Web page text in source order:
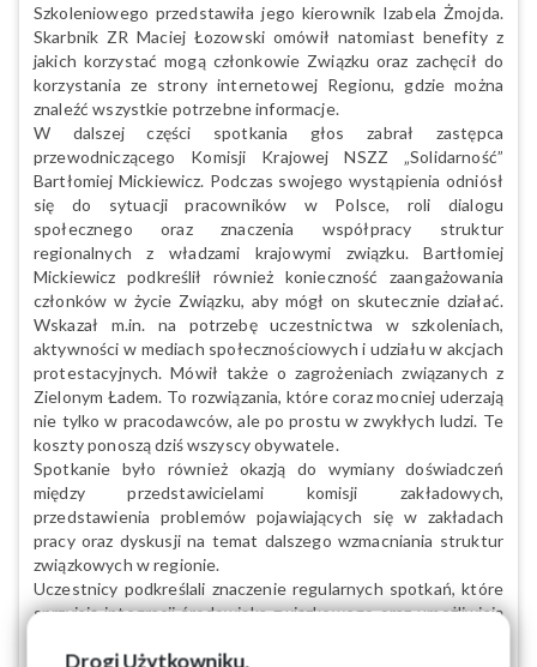
Drogi Użytkowniku,
Szkoleniowego przedstawiła jego kierownik Izabela Żmojda.
Skarbnik ZR Maciej Łozowski omówił natomiast benefity z
jakich korzystać mogą członkowie Związku oraz zachęcił do
korzystania ze strony internetowej Regionu, gdzie można
znaleźć wszystkie potrzebne informacje.
W dalszej części spotkania głos zabrał zastępca
przewodniczącego Komisji Krajowej NSZZ „Solidarność”
Bartłomiej Mickiewicz. Podczas swojego wystąpienia odniósł
się do sytuacji pracowników w Polsce, roli dialogu
społecznego oraz znaczenia współpracy struktur
regionalnych z władzami krajowymi związku. Bartłomiej
Mickiewicz podkreślił również konieczność zaangażowania
członków w życie Związku, aby mógł on skutecznie działać.
Wskazał m.in. na potrzebę uczestnictwa w szkoleniach,
aktywności w mediach społecznościowych i udziału w akcjach
protestacyjnych. Mówił także o zagrożeniach związanych z
Zielonym Ładem. To rozwiązania, które coraz mocniej uderzają
nie tylko w pracodawców, ale po prostu w zwykłych ludzi. Te
koszty ponoszą dziś wszyscy obywatele.
Spotkanie było również okazją do wymiany doświadczeń
między przedstawicielami komisji zakładowych,
przedstawienia problemów pojawiających się w zakładach
pracy oraz dyskusji na temat dalszego wzmacniania struktur
związkowych w regionie.
Uczestnicy podkreślali znaczenie regularnych spotkań, które
sprzyjają integracji środowiska związkowego oraz umożliwiają